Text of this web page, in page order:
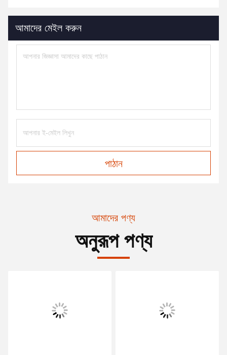
আমাদের মেইল করুন
পাঠান
আমাদের পণ্য
অনুরূপ পণ্য